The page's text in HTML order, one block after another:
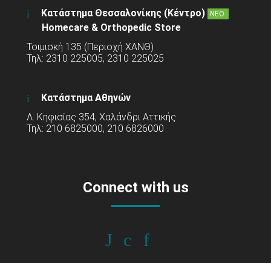
Κατάστημα Θεσσαλονίκης (Κέντρο) ΝΕΟ
Homecare & Orthopedic Store
Τσιμισκή 135 (Περιοχή ΧΑΝΘ)
Τηλ: 2310 225005, 2310 225025
Κατάστημα Αθηνών
Λ. Κηφισίας 354, Χαλάνδρι Αττικής
Τηλ: 210 6825000, 210 6826000
Connect with us